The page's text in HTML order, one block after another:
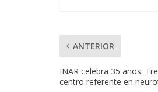
ANTERIOR
INAR celebra 35 años:
centro referente en